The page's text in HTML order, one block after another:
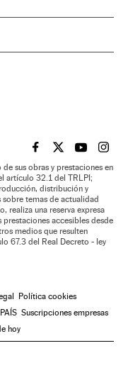
EL PAÍS BRASIL EN
EL PAÍSEL PAÍS
EL
sus obras y prestaciones en
artículo 32.1 del TRLPI;
distribución y
temas de actualidad
realiza una reserva expresa
accesibles desde
medios que resulten
67.3 del Real Decreto - ley
Política cookies
Suscripciones empresas
hoy